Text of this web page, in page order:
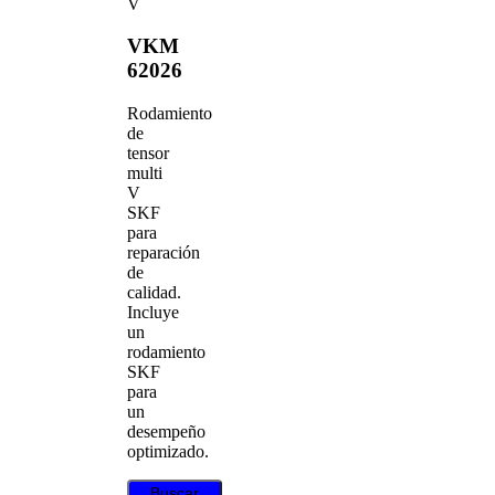
VKM
62026
Rodamiento
de
tensor
multi
V
SKF
para
reparación
de
calidad.
Incluye
un
rodamiento
SKF
para
un
desempeño
optimizado.